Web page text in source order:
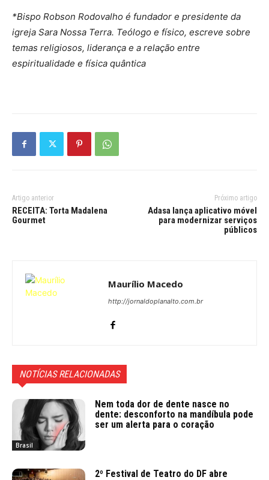
*Bispo Robson Rodovalho é fundador e presidente da
igreja Sara Nossa Terra. Teólogo e físico, escreve sobre
temas religiosos, liderança e a relação entre
espiritualidade e física quântica
Artigo anterior
RECEITA: Torta Madalena
Gourmet
Próximo artigo
Adasa lança aplicativo móvel
para modernizar serviços
públicos
Maurílio Macedo
http://jornaldoplanalto.com.br
NOTÍCIAS RELACIONADAS
Brasil
Nem toda dor de dente nasce no
dente: desconforto na mandíbula pode
ser um alerta para o coração
2º Festival de Teatro do DF abre